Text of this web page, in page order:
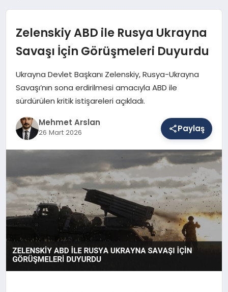
EKONOMI
SPOR
MAGAZIN
SAĞLIK
DÜNYA
YAŞAM
Zelenskiy ABD ile Rusya Ukrayna
Savaşı İçin Görüşmeleri Duyurdu
Ukrayna Devlet Başkanı Zelenskiy, Rusya-Ukrayna
Savaşı’nın sona erdirilmesi amacıyla ABD ile
sürdürülen kritik istişareleri açıkladı.
Mehmet Arslan
26 Mart 2026 Paylaş